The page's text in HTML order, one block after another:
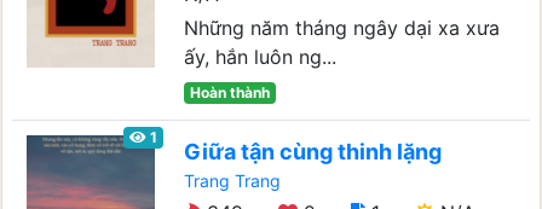
Những năm tháng ngây dại xa xưa
ấy, hắn luôn ng...
Hoàn thành
1
Giữa tận cùng thinh lặng
Trang Trang